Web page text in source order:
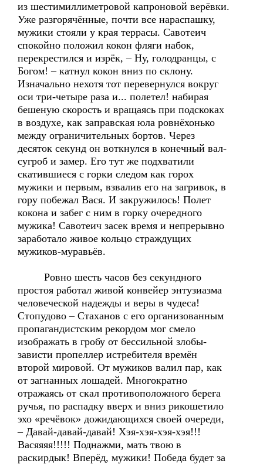
из шестимиллиметровой капроновой верёвки.
Уже разгорячённые, почти все нараспашку,
мужики стояли у края террасы. Савотеич
спокойно положил кокон фляги набок,
перекрестился и изрёк, – Ну, голодранцы, с
Богом! – катнул кокон вниз по склону.
Изначально нехотя тот перевернулся вокруг
оси три-четыре раза и... полетел! набирая
бешеную скорость и вращаясь при подскоках
в воздухе, как заправская юла ровнёхонько
между ограничительных бортов. Через
десяток секунд он воткнулся в конечный вал-
сугроб и замер. Его тут же подхватили
скатившиеся с горки следом как горох
мужики и первым, взвалив его на загривок, в
гору побежал Вася. И закружилось! Полет
кокона и забег с ним в горку очередного
мужика! Савотеич засек время и непрерывно
заработало живое кольцо страждущих
мужиков-муравьёв.
Ровно шесть часов без секундного
простоя работал живой конвейер энтузиазма
человеческой надежды и веры в чудеса!
Стопудово – Стаханов с его организованным
пропагандистским рекордом мог смело
изображать в гробу от бессильной злобы-
зависти пропеллер истребителя времён
второй мировой. От мужиков валил пар, как
от загнанных лошадей. Многократно
отражаясь от скал противоположного берега
ручья, по распадку вверх и вниз рикошетило
эхо «речёвок» дожидающихся своей очереди,
– Давай-давай-давай! Хэя-хэя-хэя-хэя!!!
Васяяяя!!!!! Поднажми, мать твою в
раскирдык! Вперёд, мужики! Победа будет за